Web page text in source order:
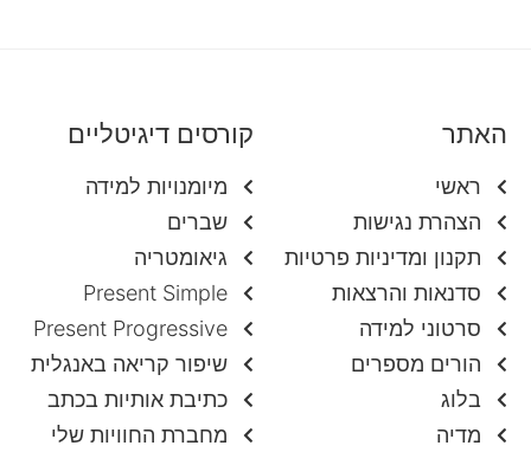
האתר
ראשי
הצהרת נגישות
תקנון ומדיניות פרטיות
סדנאות והרצאות
סרטוני למידה
הורים מספרים
בלוג
מדיה
קורסים דיגיטליים
מיומנויות למידה
שברים
גיאומטריה
Present Simple
Present Progressive
שיפור קריאה באנגלית
כתיבת אותיות בכתב
מחברת החוויות שלי